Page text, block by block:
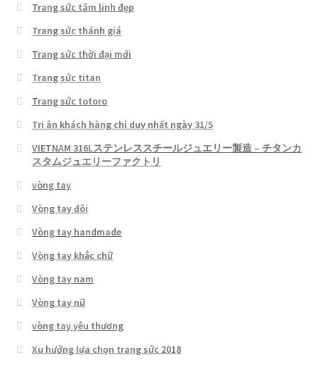
Trang sức tâm linh đẹp
Trang sức thánh giá
Trang sức thời đại mới
Trang sức titan
Trang sức totoro
Tri ân khách hàng chỉ duy nhất ngày 31/5
VIETNAM 316Lステンレススチールジュエリー製造 – チタンカ
スタムジュエリーファクトリ
vòng tay
Vòng tay đôi
Vòng tay handmade
Vòng tay khắc chữ
Vòng tay nam
Vòng tay nữ
vòng tay yêu thương
Xu hướng lựa chọn trang sức 2018